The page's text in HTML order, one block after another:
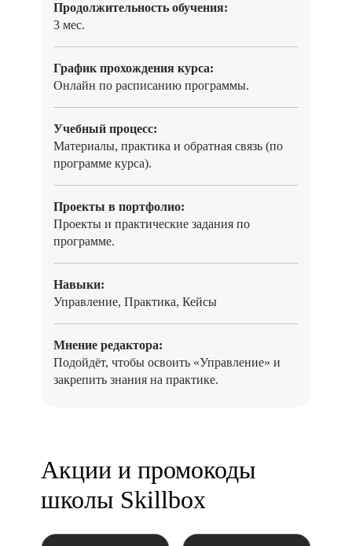
Продолжительность обучения:
3 мес.
График прохождения курса:
Онлайн по расписанию программы.
Учебный процесс:
Материалы, практика и обратная связь (по
программе курса).
Проекты в портфолио:
Проекты и практические задания по
программе.
Навыки:
Управление, Практика, Кейсы
Мнение редактора:
Подойдёт, чтобы освоить «Управление» и
закрепить знания на практике.
Акции и промокоды
школы Skillbox